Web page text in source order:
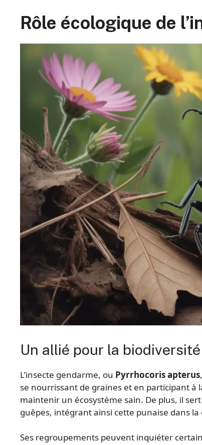
Rôle écologique de
Un allié pour la biodiversité
L’insecte gendarme, ou Pyrrhocoris apterus
se nourrissant de graines et en participant
maintenir un écosystème sain. De plus, il
guêpes, intégrant ainsi cette punaise dans
Ses regroupements peuvent inquiéter